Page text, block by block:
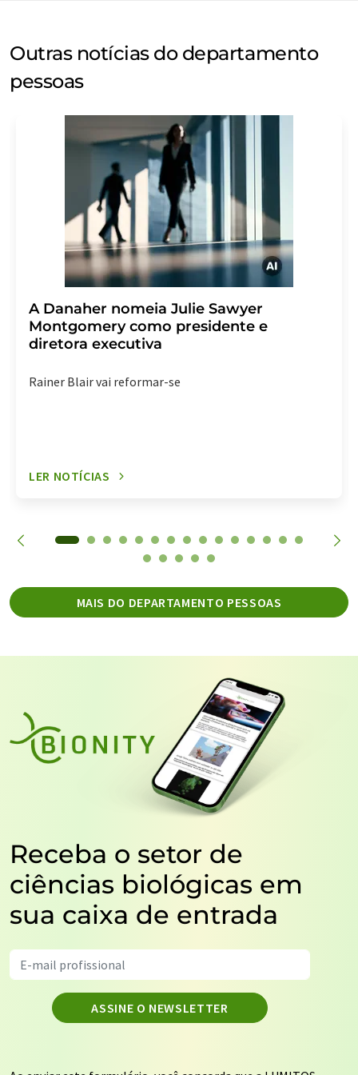
Outras notícias do departamento
pessoas
A Danaher nomeia Julie Sawyer
Montgomery como presidente e
diretora executiva
Rainer Blair vai reformar-se
LER NOTÍCIAS
MAIS DO DEPARTAMENTO PESSOAS
Receba o setor de
ciências biológicas em
sua caixa de entrada
ASSINE O NEWSLETTER